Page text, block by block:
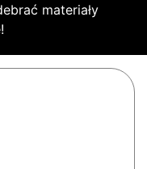
materiały